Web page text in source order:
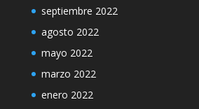
septiembre 2022
agosto 2022
mayo 2022
marzo 2022
enero 2022